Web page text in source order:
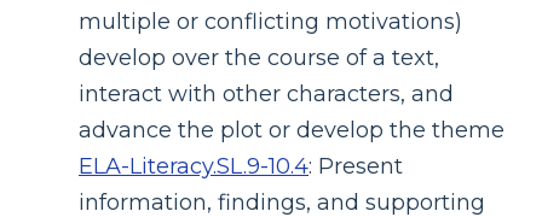
multiple or conflicting motivations)
develop over the course of a text,
interact with other characters, and
advance the plot or develop the theme
ELA-Literacy.SL.9-10.4: Present
information, findings, and supporting